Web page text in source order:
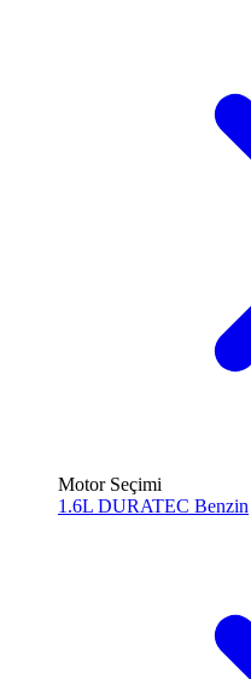
Motor Seçimi
1.6L DURATEC Benzin